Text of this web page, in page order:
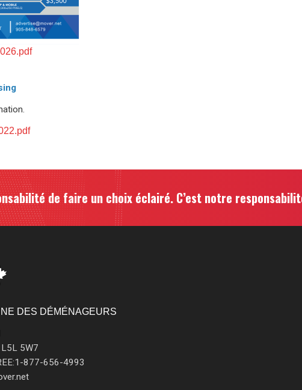
de faire un choix éclairé. C’est notre
DES DÉMÉNAGEURS
L5L 5W7
877-656-4993